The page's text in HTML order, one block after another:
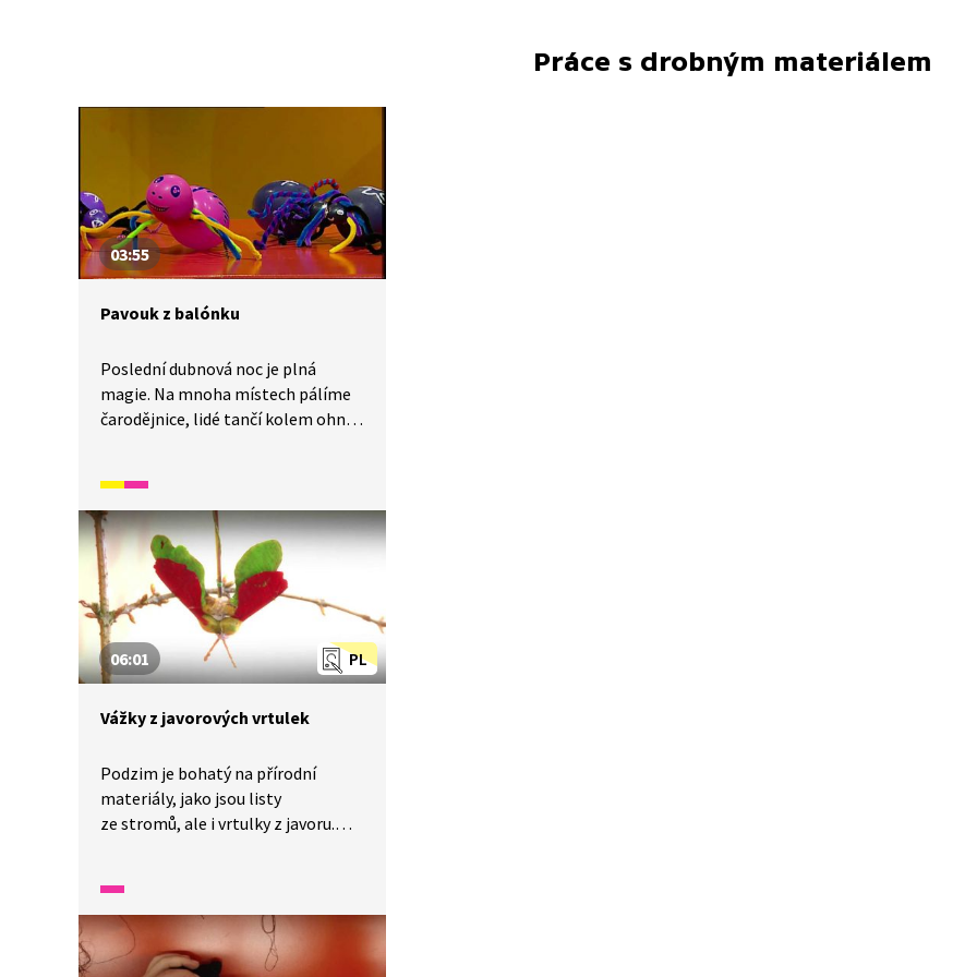
Práce s drobným materiálem
03:55
Pavouk z balónku
Poslední dubnová noc je plná
magie. Na mnoha místech pálíme
čarodějnice, lidé tančí kolem ohně,
převlékají. Vyrobme si společně
ke kostýmu čarodějnice strašlivého
pavouka z balónků.
PL
06:01
Vážky z javorových vrtulek
Podzim je bohatý na přírodní
materiály, jako jsou listy
ze stromů, ale i vrtulky z javoru.
vážky. Kromě vrtulek budeme
potřebovat také akrylové barvy,
tavnou pistoli, tenké klacíky